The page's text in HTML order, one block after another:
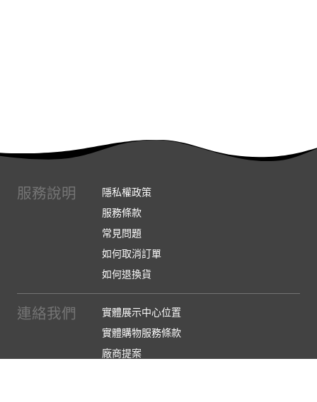
服務說明
隱私權政策
服務條款
常見問題
如何取消訂單
如何退換貨
連絡我們
實體展示中心位置
實體購物服務條款
廠商提案